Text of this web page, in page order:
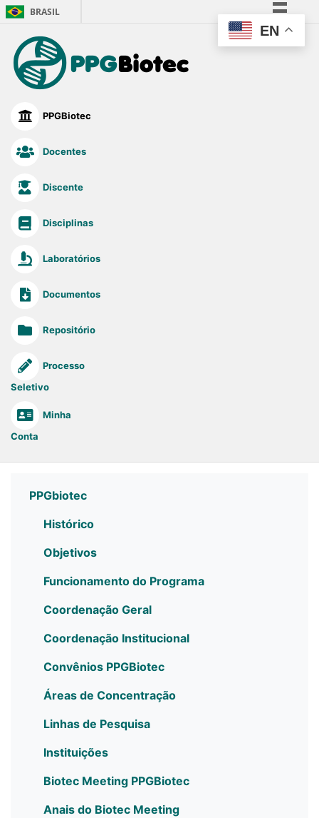
EN
BRASIL
Simplifique!
PPGBiotec
Docentes
Discente
Disciplinas
Laboratórios
Documentos
Repositório
Processo
Seletivo
Minha
Conta
PPGbiotec
Histórico
Objetivos
Funcionamento do Programa
Coordenação Geral
Coordenação Institucional
Convênios PPGBiotec
Áreas de Concentração
Linhas de Pesquisa
Instituições
Biotec Meeting PPGBiotec
Anais do Biotec Meeting